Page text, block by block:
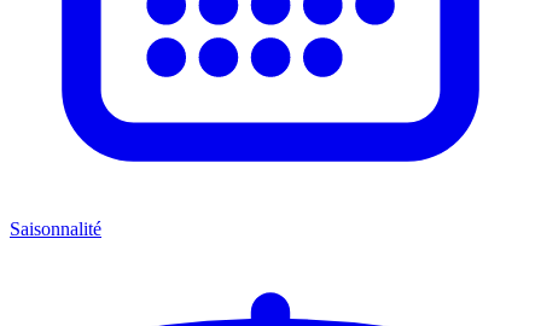
Saisonnalité